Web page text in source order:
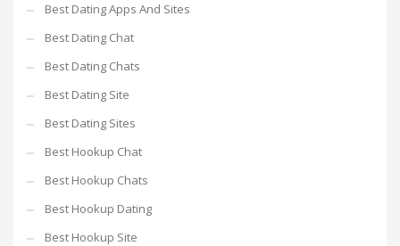
Best Dating Apps And Sites
Best Dating Chat
Best Dating Chats
Best Dating Site
Best Dating Sites
Best Hookup Chat
Best Hookup Chats
Best Hookup Dating
Best Hookup Site